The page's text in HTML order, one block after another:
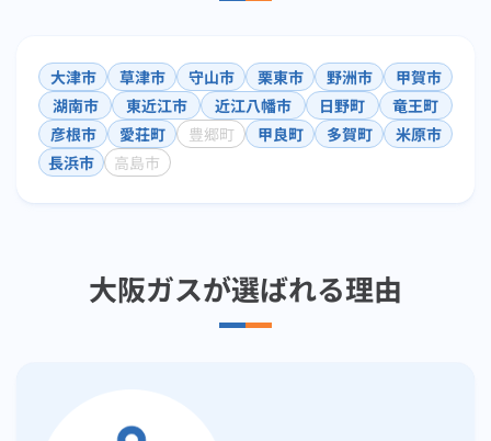
大津市 草津市 守山市 栗東市 野洲市
甲賀市
湖南市
東近江市 近江八幡市 日野町
竜王町
彦根市
愛荘町 豊郷町 甲良町 多賀町
米原市
長浜市
高島市
大阪ガスが選ばれる理由